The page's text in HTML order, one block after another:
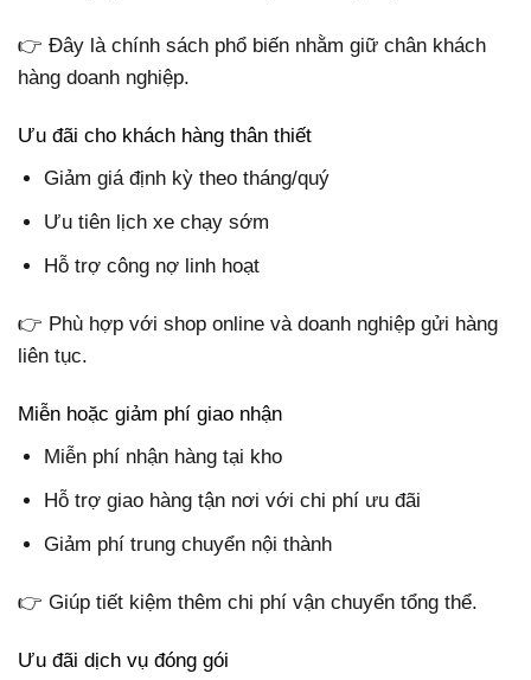
👉 Đây là chính sách phổ biến nhằm giữ chân khách
hàng doanh nghiệp.
Ưu đãi cho khách hàng thân thiết
Giảm giá định kỳ theo tháng/quý
Ưu tiên lịch xe chạy sớm
Hỗ trợ công nợ linh hoạt
👉 Phù hợp với shop online và doanh nghiệp gửi hàng
liên tục.
Miễn hoặc giảm phí giao nhận
Miễn phí nhận hàng tại kho
Hỗ trợ giao hàng tận nơi với chi phí ưu đãi
Giảm phí trung chuyển nội thành
👉 Giúp tiết kiệm thêm chi phí vận chuyển tổng thể.
Ưu đãi dịch vụ đóng gói